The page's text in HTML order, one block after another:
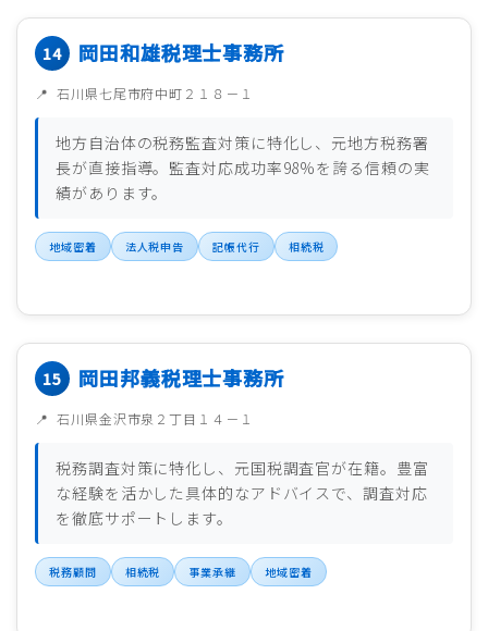
岡田和雄税理士事務所
石川県七尾市府中町２１８－１
地方自治体の税務監査対策に特化し、元地方税務署
長が直接指導。監査対応成功率98%を誇る信頼の実
績があります。
地域密着 法人税申告 記帳代行 相続税
岡田邦義税理士事務所
石川県金沢市泉２丁目１４－１
税務調査対策に特化し、元国税調査官が在籍。豊富
な経験を活かした具体的なアドバイスで、調査対応
を徹底サポートします。
税務顧問 相続税 事業承継 地域密着